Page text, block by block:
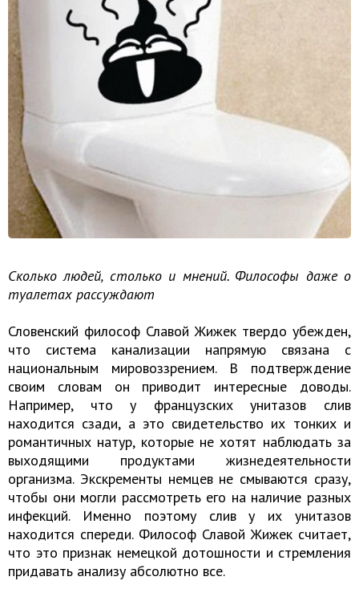
Сколько людей, столько и мнений. Философы даже о
туалетах рассуждают
Словенский философ Славой Жижек твердо убежден,
что система канализации напрямую связана с
национальным мировоззрением. В подтверждение
своим словам он приводит интересные доводы.
Например, что у французских унитазов слив
находится сзади, а это свидетельство их тонких и
романтичных натур, которые не хотят наблюдать за
выходящими продуктами жизнедеятельности
организма. Экскременты немцев не смываются сразу,
чтобы они могли рассмотреть его на наличие разных
инфекций. Именно поэтому слив у их унитазов
находится спереди. Философ Славой Жижек считает,
что это признак немецкой дотошности и стремления
придавать анализу абсолютно все.